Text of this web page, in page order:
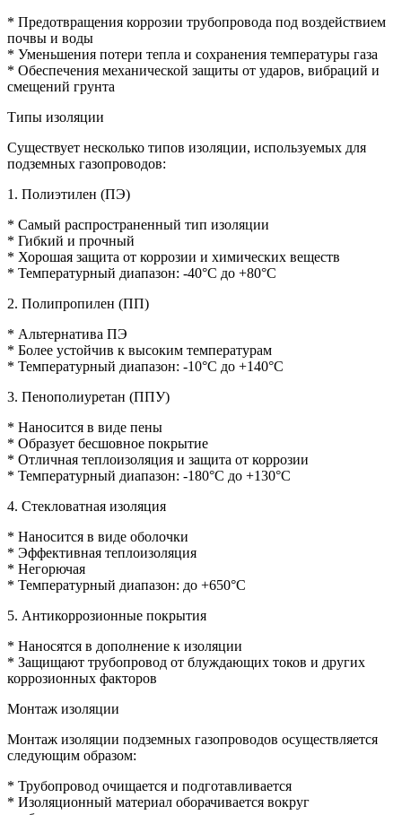
* Предотвращения коррозии трубопровода под воздействием
почвы и воды
* Уменьшения потери тепла и сохранения температуры газа
* Обеспечения механической защиты от ударов, вибраций и
смещений грунта
Типы изоляции
Существует несколько типов изоляции, используемых для
подземных газопроводов:
1. Полиэтилен (ПЭ)
* Самый распространенный тип изоляции
* Гибкий и прочный
* Хорошая защита от коррозии и химических веществ
* Температурный диапазон: -40°C до +80°C
2. Полипропилен (ПП)
* Альтернатива ПЭ
* Более устойчив к высоким температурам
* Температурный диапазон: -10°C до +140°C
3. Пенополиуретан (ППУ)
* Наносится в виде пены
* Образует бесшовное покрытие
* Отличная теплоизоляция и защита от коррозии
* Температурный диапазон: -180°C до +130°C
4. Стекловатная изоляция
* Наносится в виде оболочки
* Эффективная теплоизоляция
* Негорючая
* Температурный диапазон: до +650°C
5. Антикоррозионные покрытия
* Наносятся в дополнение к изоляции
* Защищают трубопровод от блуждающих токов и других
коррозионных факторов
Монтаж изоляции
Монтаж изоляции подземных газопроводов осуществляется
следующим образом:
* Трубопровод очищается и подготавливается
* Изоляционный материал оборачивается вокруг